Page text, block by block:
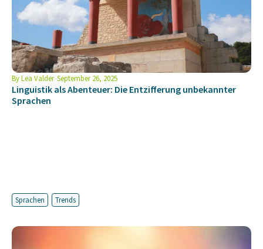
ByLea Valder September 26, 2025
Linguistik als Abenteuer: Die Entzifferung unbekannter
Sprachen
Sprachen Trends